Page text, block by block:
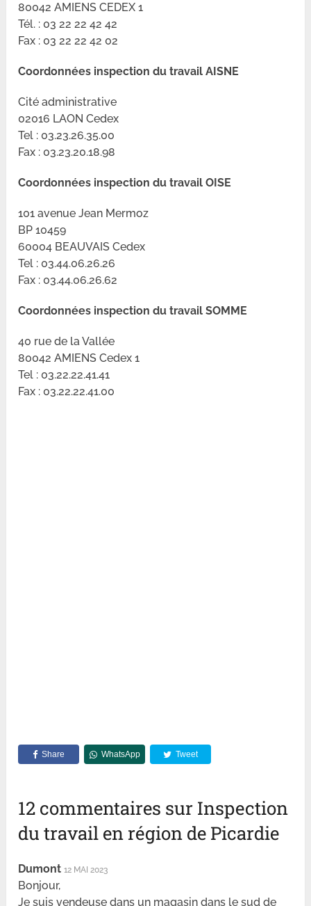
80042 AMIENS CEDEX 1
Tél. : 03 22 22 42 42
Fax : 03 22 22 42 02
Coordonnées inspection du travail AISNE
Cité administrative
02016 LAON Cedex
Tel : 03.23.26.35.00
Fax : 03.23.20.18.98
Coordonnées inspection du travail OISE
101 avenue Jean Mermoz
BP 10459
60004 BEAUVAIS Cedex
Tel : 03.44.06.26.26
Fax : 03.44.06.26.62
Coordonnées inspection du travail SOMME
40 rue de la Vallée
80042 AMIENS Cedex 1
Tel : 03.22.22.41.41
Fax : 03.22.22.41.00
Share WhatsApp Tweet
12 commentaires sur Inspection
du travail en région de Picardie
Dumont 12 MAI 2023
Bonjour,
Je suis vendeuse dans un magasin dans le sud de